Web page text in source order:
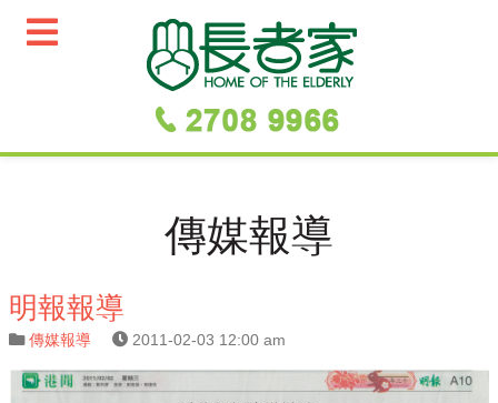
傳媒報導
明報報導
傳媒報導 2011-02-03 12:00 am